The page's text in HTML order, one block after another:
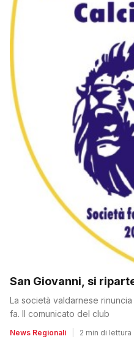
San Giovanni, si
La società valdarnese
fa. Il comunicato del club
News Regionali 2 min di lettura